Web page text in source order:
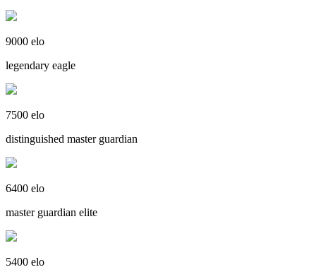
9000 elo
legendary eagle
7500 elo
distinguished master guardian
6400 elo
master guardian elite
5400 elo